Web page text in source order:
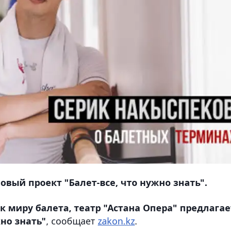
проект "Балет-все, что нужно знать".
миру балета, театр "Астана Опера"
знать", сообщает zakon.kz.